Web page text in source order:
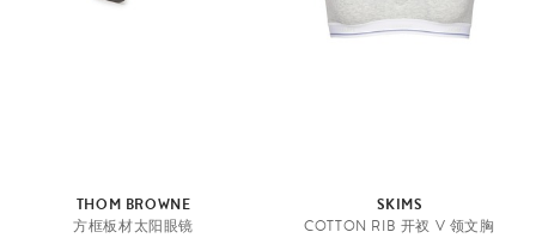
THOM BROWNE
方框板材太阳眼镜
SKIMS
COTTON RIB 开衩 V 领文胸